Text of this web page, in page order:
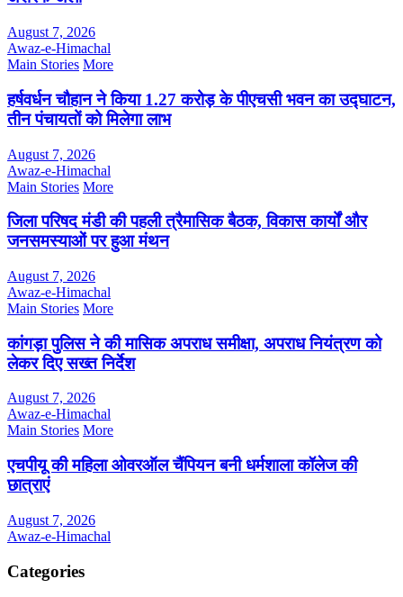
August 7, 2026
Awaz-e-Himachal
Main Stories More
हर्षवर्धन चौहान ने किया 1.27 करोड़ के पीएचसी भवन का उद्घाटन,
तीन पंचायतों को मिलेगा लाभ
August 7, 2026
Awaz-e-Himachal
Main Stories More
जिला परिषद मंडी की पहली त्रैमासिक बैठक, विकास कार्यों और
जनसमस्याओं पर हुआ मंथन
August 7, 2026
Awaz-e-Himachal
Main Stories More
कांगड़ा पुलिस ने की मासिक अपराध समीक्षा, अपराध नियंत्रण को
लेकर दिए सख्त निर्देश
August 7, 2026
Awaz-e-Himachal
Main Stories More
एचपीयू की महिला ओवरऑल चैंपियन बनी धर्मशाला कॉलेज की
छात्राएं
August 7, 2026
Awaz-e-Himachal
Categories